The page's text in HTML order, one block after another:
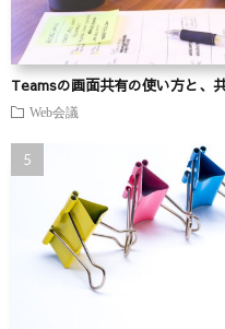
Teamsの画面共有の使い方と、
Web会議